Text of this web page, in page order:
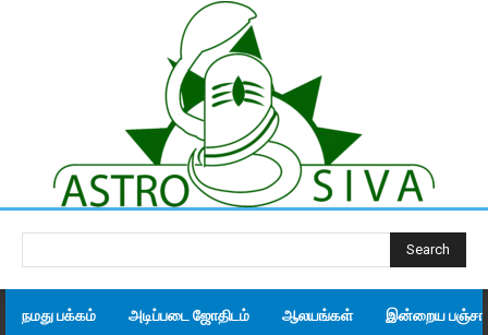
Search
நமது பக்கம் அடிப்படை ஜோதிடம் ஆலயங்கள் இன்றைய